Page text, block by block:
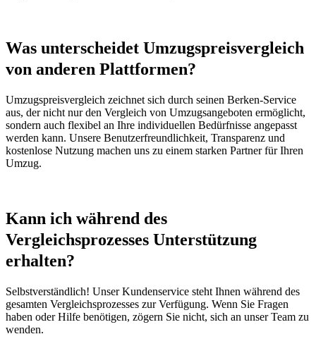
Was unterscheidet Umzugspreisvergleich
von anderen Plattformen?
Umzugspreisvergleich zeichnet sich durch seinen Berken-Service
aus, der nicht nur den Vergleich von Umzugsangeboten ermöglicht,
sondern auch flexibel an Ihre individuellen Bedürfnisse angepasst
werden kann. Unsere Benutzerfreundlichkeit, Transparenz und
kostenlose Nutzung machen uns zu einem starken Partner für Ihren
Umzug.
Kann ich während des
Vergleichsprozesses Unterstützung
erhalten?
Selbstverständlich! Unser Kundenservice steht Ihnen während des
gesamten Vergleichsprozesses zur Verfügung. Wenn Sie Fragen
haben oder Hilfe benötigen, zögern Sie nicht, sich an unser Team zu
wenden.